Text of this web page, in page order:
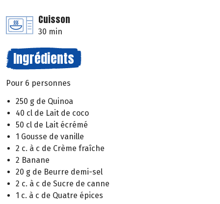
Cuisson
30 min
Ingrédients
Pour 6 personnes
250 g de Quinoa
40 cl de Lait de coco
50 cl de Lait écrémé
1 Gousse de vanille
2 c. à c de Crème fraîche
2 Banane
20 g de Beurre demi-sel
2 c. à c de Sucre de canne
1 c. à c de Quatre épices